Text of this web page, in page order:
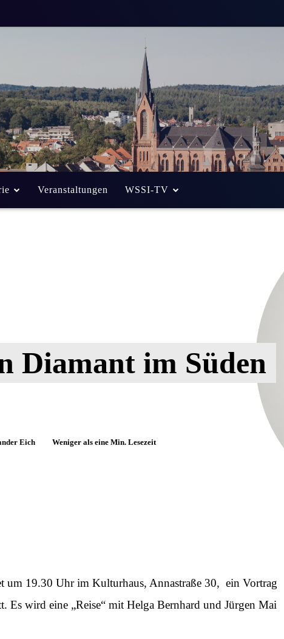
Veranstaltungen WSSI-TV
Diamant im Süden
Eich Weniger als eine Min. Lesezeit
19.30 Uhr im Kulturhaus, Annastraße 30, ein Vortrag
Es wird eine „Reise“ mit Helga Bernhard und Jürgen Mai